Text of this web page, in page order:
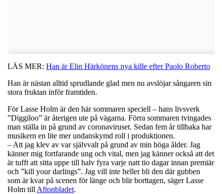
LÄS MER: Han är Elin Härkönens nya kille efter Paolo Roberto
Han är nästan alltid sprudlande glad men nu avslöjar sångaren sin
stora fruktan inför framtiden.
För Lasse Holm är den här sommaren speciell – hans livsverk
”Diggiloo” är återigen ute på vägarna. Förra sommaren tvingades
man ställa in på grund av coronaviruset. Sedan fem år tillbaka har
musikern en lite mer undanskymd roll i produktionen.
– Att jag klev av var självvalt på grund av min höga ålder. Jag
känner mig fortfarande ung och vital, men jag känner också att det
är tufft att sitta uppe till halv fyra varje natt tio dagar innan premiär
och ”kill your darlings”. Jag vill inte heller bli den där gubben
som är kvar på scenen för länge och blir borttagen, säger Lasse
Holm till Aftonbladet.